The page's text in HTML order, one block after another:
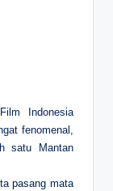
Indonesia
fenomenal,
satu Mantan
pasang mata